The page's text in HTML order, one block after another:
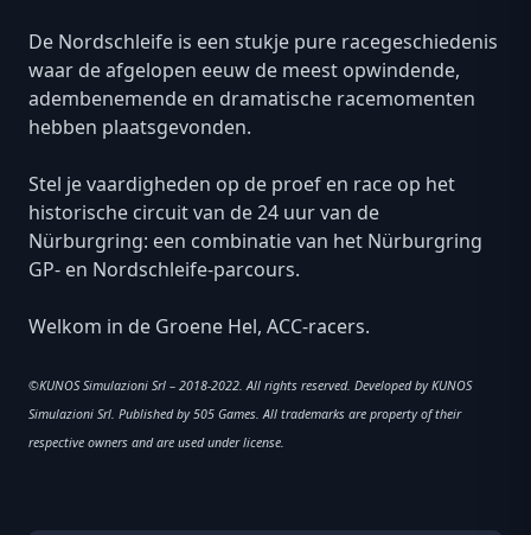
De Nordschleife is een stukje pure racegeschiedenis
waar de afgelopen eeuw de meest opwindende,
adembenemende en dramatische racemomenten
hebben plaatsgevonden.
Stel je vaardigheden op de proef en race op het
historische circuit van de 24 uur van de
Nürburgring: een combinatie van het Nürburgring
GP- en Nordschleife-parcours.
Welkom in de Groene Hel, ACC-racers.
©KUNOS Simulazioni Srl – 2018-2022. All rights reserved. Developed by KUNOS
Simulazioni Srl. Published by 505 Games. All trademarks are property of their
respective owners and are used under license.